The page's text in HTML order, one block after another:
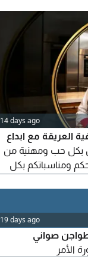
14 days ago
العريقة مع ابداع
بكل حب ومهنية من
ومناسباتكم بكل
معايير النظافة
ذكرى حلوة لا تنسى.
19 days ago
صواني
الأمر